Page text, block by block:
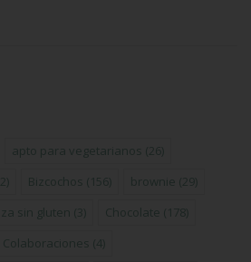
apto para vegetarianos (26)
Bizcochos (156) brownie (29)
sin gluten (3) Chocolate (178)
Colaboraciones (4)